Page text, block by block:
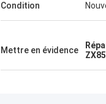
Condition
Mettre en évidence